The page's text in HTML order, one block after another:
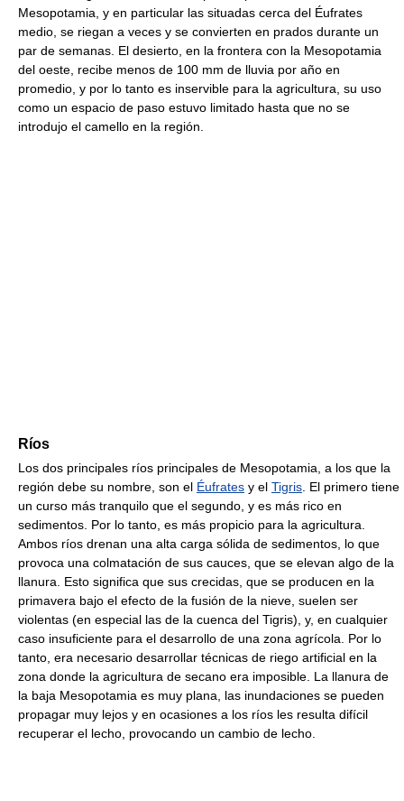
Mesopotamia, y en particular las situadas cerca del Éufrates
medio, se riegan a veces y se convierten en prados durante un
par de semanas. El desierto, en la frontera con la Mesopotamia
del oeste, recibe menos de 100 mm de lluvia por año en
promedio, y por lo tanto es inservible para la agricultura, su uso
como un espacio de paso estuvo limitado hasta que no se
introdujo el camello en la región.
Ríos
Los dos principales ríos principales de Mesopotamia, a los que la
región debe su nombre, son el Éufrates y el Tigris. El primero tiene
un curso más tranquilo que el segundo, y es más rico en
sedimentos. Por lo tanto, es más propicio para la agricultura.
Ambos ríos drenan una alta carga sólida de sedimentos, lo que
provoca una colmatación de sus cauces, que se elevan algo de la
llanura. Esto significa que sus crecidas, que se producen en la
primavera bajo el efecto de la fusión de la nieve, suelen ser
violentas (en especial las de la cuenca del Tigris), y, en cualquier
caso insuficiente para el desarrollo de una zona agrícola. Por lo
tanto, era necesario desarrollar técnicas de riego artificial en la
zona donde la agricultura de secano era imposible. La llanura de
la baja Mesopotamia es muy plana, las inundaciones se pueden
propagar muy lejos y en ocasiones a los ríos les resulta difícil
recuperar el lecho, provocando un cambio de lecho.